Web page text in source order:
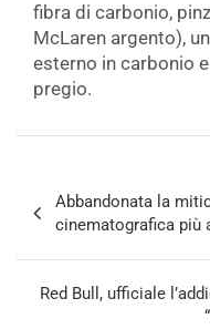
fibra di carbonio,
McLaren argento),
esterno in carbonio
pregio.
articoli
Abbandonata la
cinematografica più
Red Bull, ufficiale